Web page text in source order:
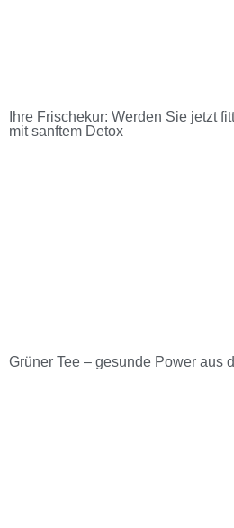
Ihre Frischekur: Werden Sie jetzt
mit sanftem Detox
Grüner Tee – gesunde Power aus